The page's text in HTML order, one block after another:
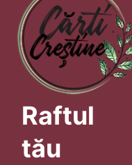
Raftul
tău